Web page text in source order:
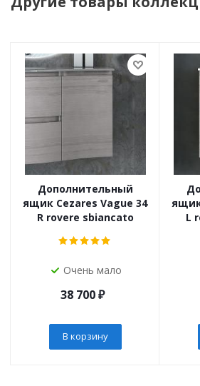
Дополнительный
ящик Cezares Vague 34
R rovere sbiancato
Очень мало
38 700₽
В корзину
ящик
L